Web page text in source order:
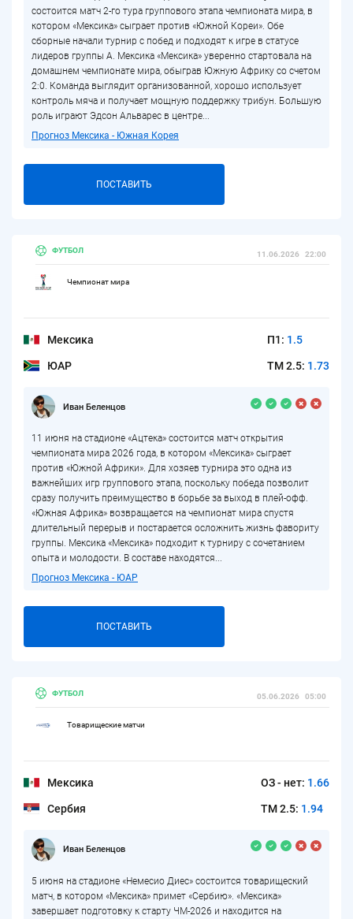
состоится матч 2-го тура группового этапа чемпионата мира, в
котором «Мексика» сыграет против «Южной Кореи». Обе
сборные начали турнир с побед и подходят к игре в статусе
лидеров группы A. Мексика «Мексика» уверенно стартовала на
домашнем чемпионате мира, обыграв Южную Африку со счетом
2:0. Команда выглядит организованной, хорошо использует
контроль мяча и получает мощную поддержку трибун. Большую
роль играют Эдсон Альварес в центре...
Прогноз Мексика - Южная Корея
ПОСТАВИТЬ
ФУТБОЛ
Чемпионат мира
11.06.2026 22:00
Мексика П1: 1.5
ЮАР ТМ 2.5: 1.73
Иван Беленцов
11 июня на стадионе «Ацтека» состоится матч открытия
чемпионата мира 2026 года, в котором «Мексика» сыграет
против «Южной Африки». Для хозяев турнира это одна из
важнейших игр группового этапа, поскольку победа позволит
сразу получить преимущество в борьбе за выход в плей-офф.
«Южная Африка» возвращается на чемпионат мира спустя
длительный перерыв и постарается осложнить жизнь фавориту
группы. Мексика «Мексика» подходит к турниру с сочетанием
опыта и молодости. В составе находятся...
Прогноз Мексика - ЮАР
ПОСТАВИТЬ
ФУТБОЛ
Товарищеские матчи
05.06.2026 05:00
Мексика ОЗ - нет: 1.66
Сербия ТМ 2.5: 1.94
Иван Беленцов
5 июня на стадионе «Немесио Диес» состоится товарищеский
матч, в котором «Мексика» примет «Сербию». «Мексика»
завершает подготовку к старту ЧМ-2026 и находится на